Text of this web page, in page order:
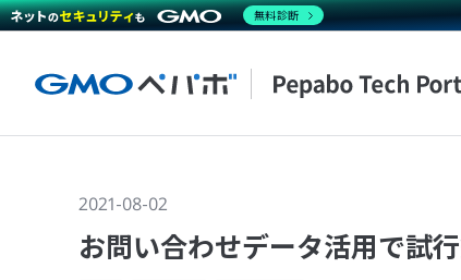
2021-08-02
お問い合わせデータ活用で試
無料診断